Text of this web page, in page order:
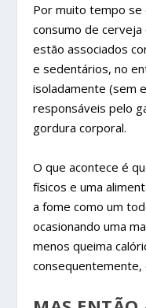
Por muito tempo se
consumo de
estão associados
e sedentários, no
isoladamente (sem
responsáveis pelo
gordura corporal.
O que acontece é
físicos e uma
a fome como um
ocasionando uma
menos queima
consequentemente,